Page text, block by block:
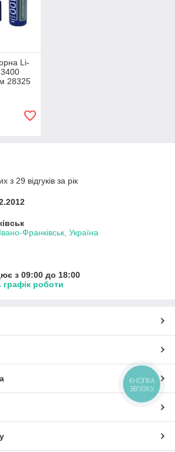
Li-
28325
з 29 відгуків за рік
Франківськ, Україна
з 09:00 до 18:00
графік роботи
КНОПКА
ЗВ'ЯЗКУ